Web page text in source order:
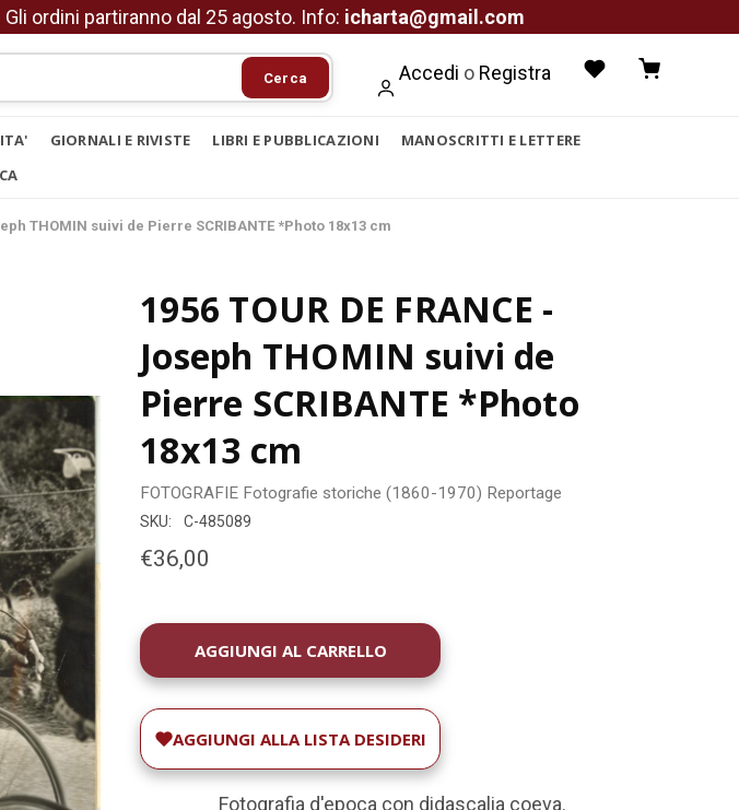
Gli ordini partiranno dal 25 agosto. Info: icharta@gmail.com
Cerca Accedi o Registra
GIORNALI E RIVISTE LIBRI E PUBBLICAZIONI
MANOSCRITTI E LETTERE
THOMIN suivi de Pierre SCRIBANTE *Photo 18x13 cm
1956 TOUR DE FRANCE -
Joseph THOMIN suivi de
Pierre SCRIBANTE *Photo
18x13 cm
FOTOGRAFIE Fotografie storiche (1860-1970) Reportage
SKU: C-485089
€36,00
DISPONIBILITÀ
ATTUALE:
AGGIUNGI ALLA LISTA DESIDERI
Fotografia d'epoca con didascalia coeva.